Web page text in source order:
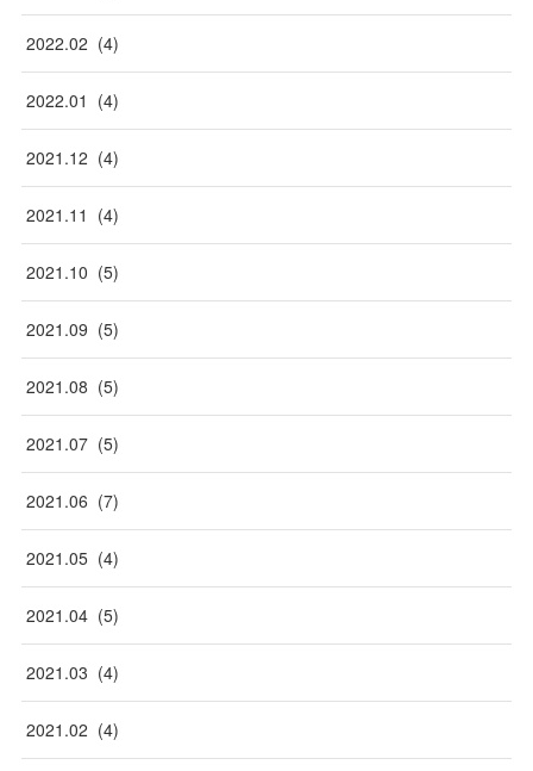
2022.02 (4)
2022.01 (4)
2021 .12 (4)
2021 .11 (4)
2021 .10 (5)
2021 .09 (5)
2021 .08 (5)
2021 .07 (5)
2021 .06 (7)
2021 .05 (4)
2021 .04 (5)
2021 .03 (4)
2021 .02 (4)